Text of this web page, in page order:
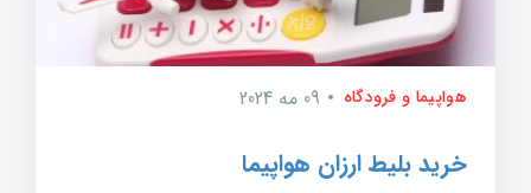
هواپیما و فرودگاه 09 مه 2024
خرید بلیط ارزان هواپیما